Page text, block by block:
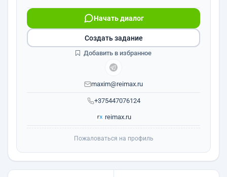
+375447076124
Начать диалог
maxim@reimax.ru
reimax.ru
Создать задание
Добавить в избранное
Пожаловаться на профиль